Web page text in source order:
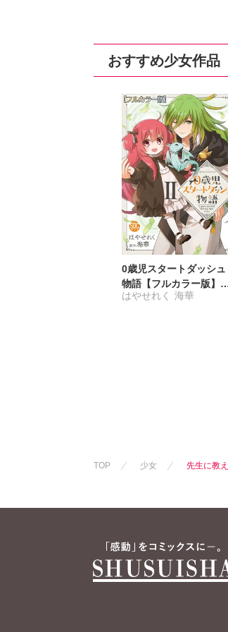
おすすめ少女作品
0歳児スタートダッシュ
物語【フルカラー版】
【単行本版】II
はやせれく 海華
TOP 少女 先生に教